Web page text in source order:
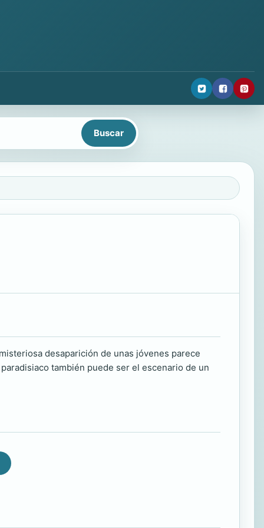
desaparición de unas jóvenes parece
también puede ser el escenario de un